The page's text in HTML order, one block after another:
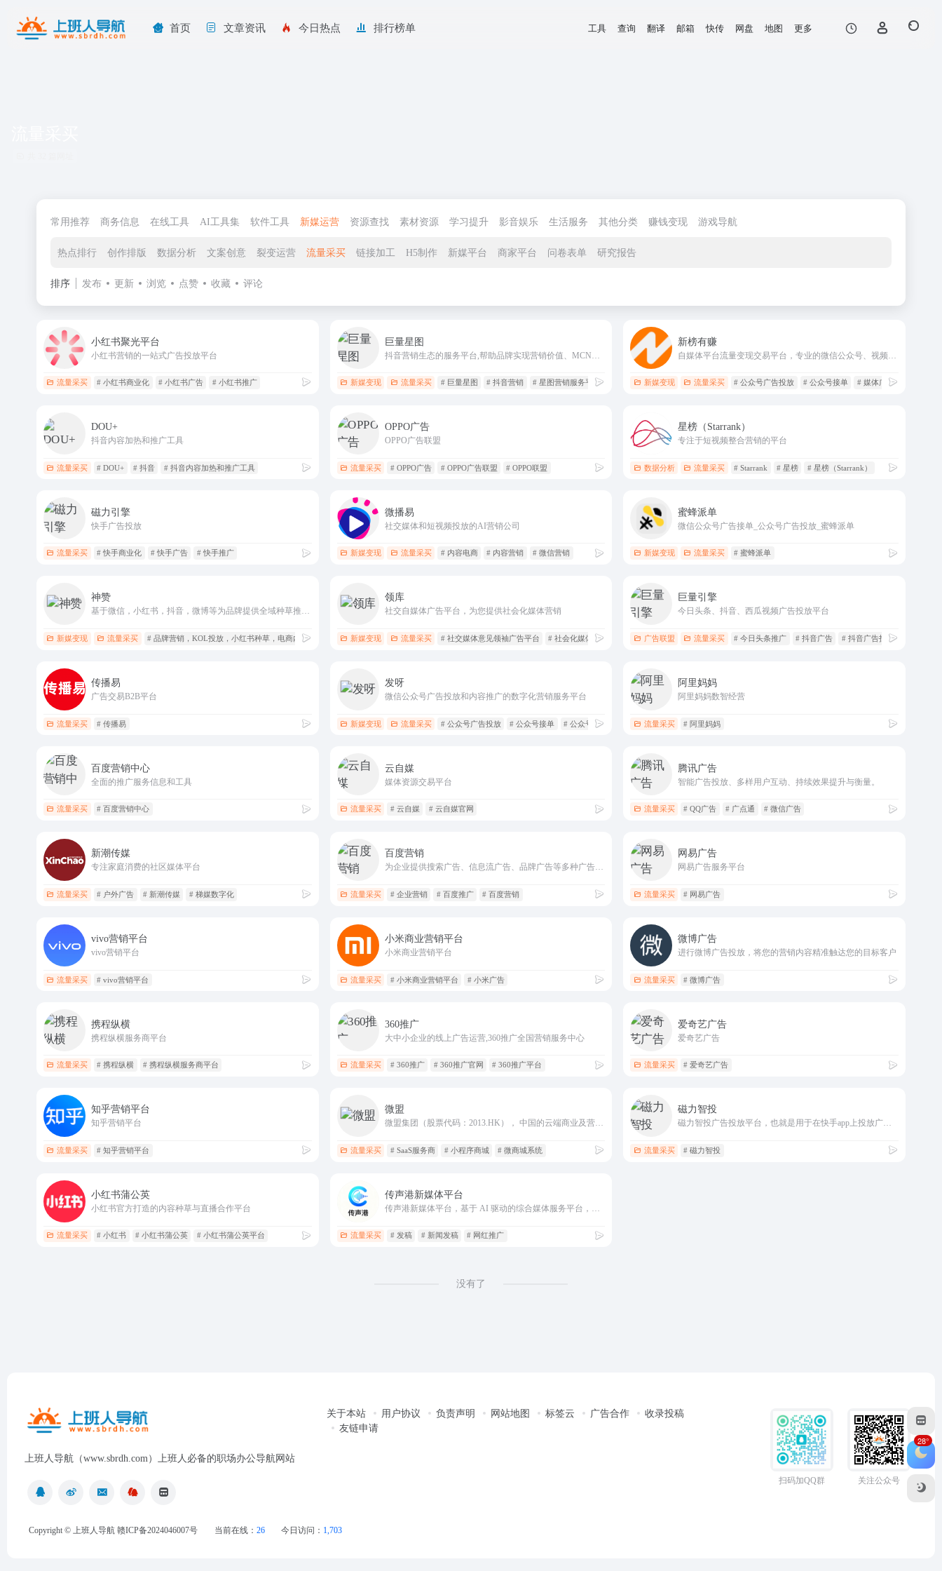
首页 文章资讯 今日热点 排行榜单 工具 查询 翻译 邮箱 快传 网盘 地图 更多
常用推荐 商务信息 在线工具 AI工具集 软件工具 新媒运营 资源查找 素材资源 学习提升 影音娱乐 生活服务 其他分类 赚钱变现 游戏导航
热点排行 创作排版 数据分析 文案创意 裂变运营 流量采买 链接加工 H5制作 新媒平台 商家平台 问卷表单 研究报告
排序 发布 更新 浏览 点赞 收藏 评论
小红书聚光平台
小红书营销的一站式广告投放平台
流量采买 # 小红书商业化 # 小红书广告 # 小红书推广
巨量星图
新媒变现 流量采买 # 巨量星图 # 抖音营销 # 星图营销服务平台
新榜有赚
新媒变现 流量采买 # 公众号广告投放 # 公众号接单 # 媒体广告
DOU+
抖音内容加热和推广工具
流量采买 # DOU+ # 抖音 # 抖音内容加热和推广工具
OPPO广告
OPPO广告联盟
流量采买 # OPPO广告 # OPPO广告联盟 # OPPO联盟
星榜（Starrank）
专注于短视频整合营销的平台
数据分析 流量采买 # Starrank # 星榜 # 星榜（Starrank）
磁力引擎
快手广告投放
流量采买 # 快手商业化 # 快手广告 # 快手推广
微播易
社交媒体和短视频投放的AI营销公司
新媒变现 流量采买 # 内容电商 # 内容营销 # 微信营销
蜜蜂派单
微信公众号广告接单_公众号广告投放_蜜蜂派单
新媒变现 流量采买 # 蜜蜂派单
神赞
基于微信，小红书，抖音，微博等为品牌提供全域种草推广，电商转化全链路营销服务
新媒变现 流量采买 # 品牌营销，KOL投放，小红书种草，电商内容营销，内容带货，店铺引流，私域获客，效果广告投放，品牌种草，电商推广，全域全案营销，达人流量变现
领库
社交自媒体广告平台，为您提供社会化媒体营销
新媒变现 流量采买 # 社交媒体意见领袖广告平台 # 社会化媒体营销 # 领库
巨量引擎
今日头条、抖音、西瓜视频广告投放平台
广告联盟 流量采买 # 今日头条推广 # 抖音广告 # 抖音广告投放
传播易
广告交易B2B平台
流量采买 # 传播易
发呀
微信公众号广告投放和内容推广的数字化营销服务平台
新媒变现 流量采买 # 公众号广告投放 # 公众号接单 # 公众号流量增值
阿里妈妈
阿里妈妈数智经营
流量采买 # 阿里妈妈
百度营销中心
全面的推广服务信息和工具
流量采买 # 百度营销中心
云自媒
媒体资源交易平台
流量采买 # 云自媒 # 云自媒官网
腾讯广告
智能广告投放、多样用户互动、持续效果提升与衡量。
流量采买 # QQ广告 # 广点通 # 微信广告
新潮传媒
专注家庭消费的社区媒体平台
流量采买 # 户外广告 # 新潮传媒 # 梯媒数字化
百度营销
为企业提供搜索广告、信息流广告、品牌广告等多种广告营销服务。
流量采买 # 企业营销 # 百度推广 # 百度营销
网易广告
网易广告服务平台
流量采买 # 网易广告
vivo营销平台
vivo营销平台
流量采买 # vivo营销平台
小米商业营销平台
小米商业营销平台
流量采买 # 小米商业营销平台 # 小米广告
微博广告
进行微博广告投放，将您的营销内容精准触达您的目标客户
流量采买 # 微博广告
携程纵横
携程纵横服务商平台
流量采买 # 携程纵横 # 携程纵横服务商平台
360推广
大中小企业的线上广告运营,360推广全国营销服务中心
流量采买 # 360推广 # 360推广官网 # 360推广平台
爱奇艺广告
爱奇艺广告
流量采买 # 爱奇艺广告
知乎营销平台
知乎营销平台
流量采买 # 知乎营销平台
微盟
微盟集团（股票代码：2013.HK）， 中国的云端商业及营销解决方案提供商，致力于为商家提供去中心化的数字化转型SaaS产品及全链路增长服务，助力商家经营可持续增长。
流量采买 # SaaS服务商 # 小程序商城 # 微商城系统
磁力智投
磁力智投广告投放平台，也就是用于在快手app上投放广告的平台，功能与头条抖音为代表的巨量引擎广告投放平台功能类似。
流量采买 # 磁力智投
小红书蒲公英
小红书官方打造的内容种草与直播合作平台
流量采买 # 小红书 # 小红书蒲公英 # 小红书蒲公英平台
传声港新媒体平台
传声港新媒体平台，基于 AI 驱动的综合媒体服务平台，整合新闻媒体资源、网红博主，为企业提供 “媒体发稿 + 自媒体宣发 + 效果监测” 一站式服务，解决企业品牌传播、产品推广及内容运营需求。你的声音，我来传递---传声港。
流量采买 # 发稿 # 新闻发稿 # 网红推广
没有了
上班人导航（www.sbrdh.com）上班人必备的职场办公导航网站
关于本站 用户协议 负责声明 网站地图 标签云 广告合作
收录投稿
友链申请
扫码加QQ群 关注公众号
Copyright © 上班人导航 赣ICP备2024046007号 当前在线： 26 今日访问： 1,703
28°